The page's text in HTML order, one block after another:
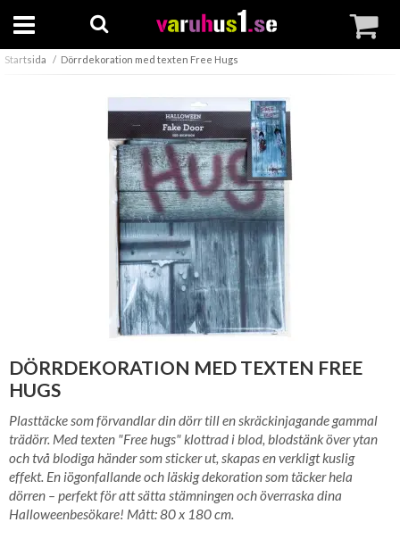
Startsida Dörrdekoration med texten Free Hugs
DÖRRDEKORATION MED TEXTEN FREE
HUGS
Plasttäcke som förvandlar din dörr till en skräckinjagande gammal
trädörr. Med texten "Free hugs" klottrad i blod, blodstänk över ytan
och två blodiga händer som sticker ut, skapas en verkligt kuslig
effekt. En iögonfallande och läskig dekoration som täcker hela
dörren – perfekt för att sätta stämningen och överraska dina
Halloweenbesökare! Mått: 80 x 180 cm.